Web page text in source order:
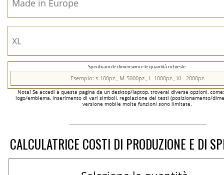
Specificano le dimensioni e le quantità richieste:
Nota! Se accedi a questa pagina da un desktop/laptop, troverai diverse opzioni,
logo/emblema, inserimento di vari simboli, regolazione dei testi (posizionamento/
versione mobile molte funzioni sono limitate.
CALCULATRICE COSTI DI PRODUZIONE E DI